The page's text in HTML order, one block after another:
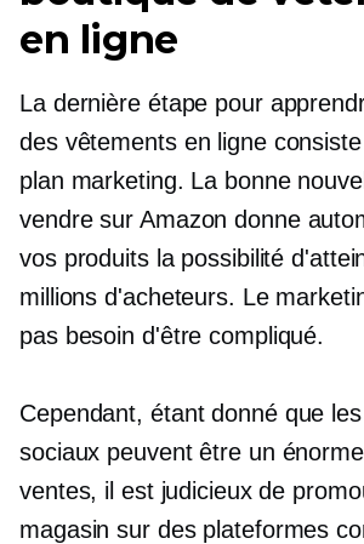
en ligne
La dernière étape pour
des vêtements en ligne
plan marketing. La bonne
vendre sur Amazon donne
vos produits la possibilité
millions d'acheteurs. Le
pas besoin d'être compliqué.
Cependant, étant donné que
sociaux peuvent être un
ventes, il est judicieux de
magasin sur des plateformes